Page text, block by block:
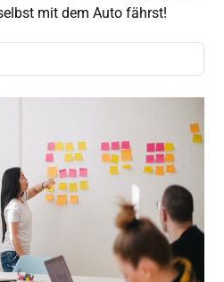
mit dem Auto fährst!